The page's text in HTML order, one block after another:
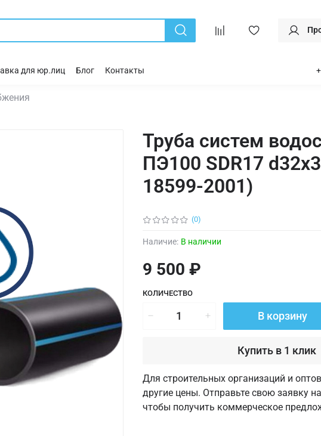
для юр.лиц Блог Контакты
(0)
Наличие: В наличии
Труба систем
ПЭ100 SDR17
18599-2001)
9 500 ₽
КОЛИЧЕСТВО
В корзину
Купить в 1 клик
Для строительных организаций и
другие цены. Отправьте свою заявку
чтобы получить коммерческое